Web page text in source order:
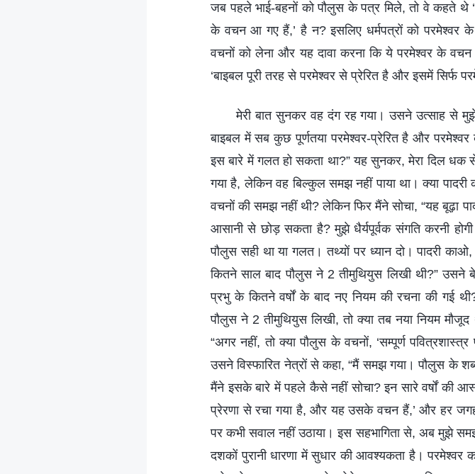
जब पहले भाई-बहनों को पौलुस के पत्र मिले, तो वे कहते थे
के वचन आ गए हैं,’ है न? इसलिए धर्मपत्रों को
वचनों को लेना और यह दावा करना कि ये परमेश्वर के
‘बाइबल पूरी तरह से परमेश्वर से प्रेरित है और इसमें सिर्फ
मेरी बात सुनकर वह दंग रह गया। उसने उत्साह से
बाइबल में सब कुछ पूर्णतया परमेश्वर-प्रेरित है और
इस बारे में गलत हो सकता था?” यह सुनकर, मेरा दिल
गया है, लेकिन वह बिल्कुल समझ नहीं पाया था। क्या
वचनों की समझ नहीं थी? लेकिन फिर मैंने सोचा, “यह बूढ़ा
आसानी से छोड़ सकता है? मुझे धैर्यपूर्वक संगति करनी
पौलुस सही था या गलत। तथ्यों पर ध्यान दो। पादरी
कितने साल बाद पौलुस ने 2 तीमुथियुस लिखी थी?”
प्रभु के कितने वर्षों के बाद नए नियम की रचना की गई
पौलुस ने 2 तीमुथियुस लिखी, तो क्या तब नया नियम
“अगर नहीं, तो क्या पौलुस के वचनों, ‘सम्पूर्ण
उसने विस्फारित नेत्रों से कहा, “मैं समझ गया। पौलुस के
मैंने इसके बारे में पहले कैसे नहीं सोचा? इन सारे वर्षों की
प्रेरणा से रचा गया है, और यह उसके वचन हैं,’ और हर
पर कभी सवाल नहीं उठाया। इस सहभागिता से, अब मुझे
दशकों पुरानी धारणा में सुधार की आवश्यकता है। परमेश्वर